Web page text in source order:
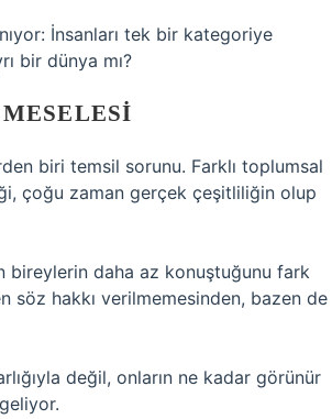
İnsanları tek bir kategoriye
bir dünya mı?
biri temsil sorunu. Farklı toplumsal
çoğu zaman gerçek çeşitliliğin olup
bireylerin daha az konuştuğunu fark
söz hakkı verilmemesinden, bazen de
değil, onların ne kadar görünür